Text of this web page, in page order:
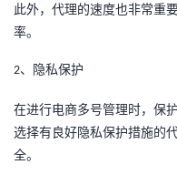
此外，代理的速度也非常重
率。
2、 隐私保护
在进行电商多号管理时，保
选择有良好隐私保护措施的
全。